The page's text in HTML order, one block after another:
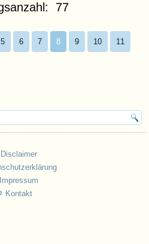
77
5 6 7 8 9 10 11
Disclaimer
Impressum
Kontakt